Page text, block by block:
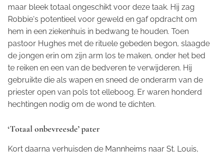
maar bleek totaal ongeschikt voor deze taak. Hij zag
Robbie's potentieel voor geweld en gaf opdracht om
hem in een ziekenhuis in bedwang te houden. Toen
pastoor Hughes met de rituele gebeden begon, slaagde
de jongen erin om zijn arm los te maken, onder het bed
te reiken en een van de bedveren te verwijderen. Hij
gebruikte die als wapen en sneed de onderarm van de
priester open van pols tot elleboog. Er waren honderd
hechtingen nodig om de wond te dichten.
‘Totaal onbevreesde’ pater
Kort daarna verhuisden de Mannheims naar St. Louis,